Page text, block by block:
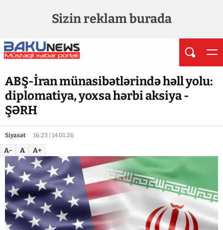
Sizin reklam burada
ABŞ-İran münasibətlərində həll yolu:
diplomatiya, yoxsa hərbi aksiya -
ŞƏRH
Siyasət 16:23 | 14.01.26
A- A A+